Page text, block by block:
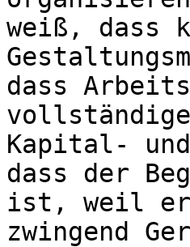
weiß, dass
dass
Kapital-
dass der
ist, weil er
zwingend